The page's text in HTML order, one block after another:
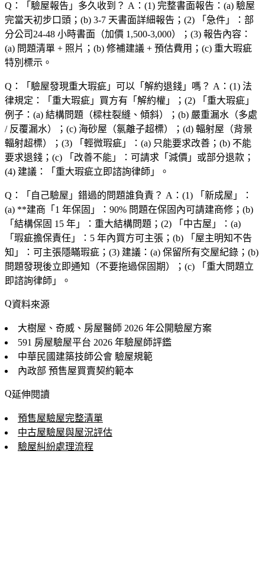
Q：「驗屋報告」多久收到？ A：(1) 完整書面報告 ：(a) 驗屋
完當天初步口頭 ；(b) 3-7 天書面詳細報告；(2) 「急件」：部
分公司 24-48 小時書面（加價 1,500-3,000）；(3) 報告內容 ：
(a) 問題清單 + 照片 ；(b) 修補建議 + 預估費用 ；(c) 重大瑕疵
特別標示。
Q：「驗屋發現重大瑕疵」可以「解約退錢」嗎？ A：(1) 法
律規定 ：「重大瑕疵」買方有「解約權」；(2) 「重大瑕疵」
例子：(a) 結構問題 （樑柱裂縫、傾斜）；(b) 嚴重漏水 （多處
/ 反覆漏水）；(c) 海砂屋 （氯離子超標）；(d) 輻射屋 （背景
輻射超標）；(3) 「輕微瑕疵」：(a) 只能要求改善 ；(b) 不能
要求退錢 ；(c) 「改善不能」：可請求「減價」或部分退款；
(4) 建議 ：「重大瑕疵立即諮詢律師」。
Q：「自己驗屋」錯過的問題誰負責？ A：(1) 「新成屋」：
(a) **建商「1 年保固」：90% 問題在保固內可請建商修；(b)
「結構保固 15 年」：重大結構問題；(2) 「中古屋」：(a)
「瑕疵擔保責任」：5 年內買方可主張；(b) 「屋主明知不告
知」：可主張隱瞞瑕疵；(3) 建議 ：(a) 保留所有交屋紀錄 ；(b)
問題發現後立即通知
（不要拖過保固期）；(c) 「重大問題立
即諮詢律師」。
資料來源
大樹屋、奇威、房屋醫師 2026 年公開驗屋方案
591 房屋驗屋平台 2026 年驗屋師評鑑
中華民國建築技師公會 驗屋規範
內政部 預售屋買賣契約範本
延伸閱讀
預售屋驗屋完整清單
中古屋驗屋與屋況評估
驗屋糾紛處理流程